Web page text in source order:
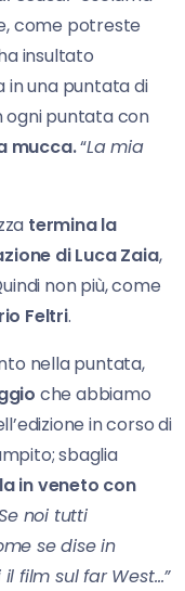
come potreste
insultato
in una puntata di
ogni puntata con
mucca.“La mia
termina la
di Luca Zaia,
non più, come
Feltri.
nella puntata,
che abbiamo
in corso di
sbaglia
in veneto con
noi tutti
se dise in
film sul far West…”